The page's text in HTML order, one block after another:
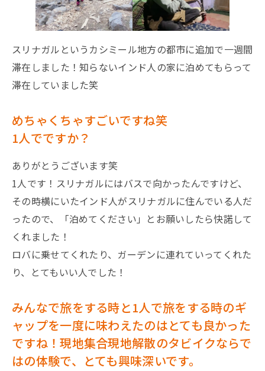
スリナガルというカシミール地方の都市に追加で一週間
滞在しました！知らないインド人の家に泊めてもらって
滞在していました笑
めちゃくちゃすごいですね笑
1人でですか？
ありがとうございます笑
1人です！スリナガルにはバスで向かったんですけど、
その時横にいたインド人がスリナガルに住んでいる人だ
ったので、「泊めてください」とお願いしたら快諾して
くれました！
ロバに乗せてくれたり、ガーデンに連れていってくれた
り、とてもいい人でした！
みんなで旅をする時と1人で旅をする時のギ
ャップを一度に味わえたのはとても良かった
ですね！現地集合現地解散のタビイクならで
はの体験で、とても興味深いです。